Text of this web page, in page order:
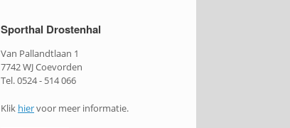
Sporthal Drostenhal
Van Pallandtlaan 1
7742 WJ Coevorden
Tel. 0524 - 514 066
Klik hiervoor meer informatie.